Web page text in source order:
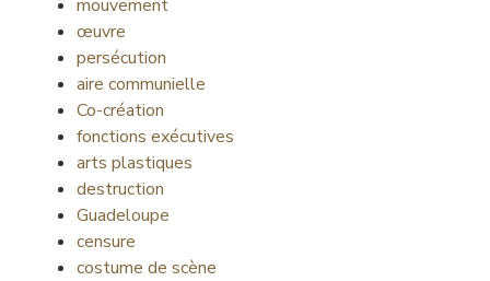
mouvement
œuvre
persécution
aire communielle
Co-création
fonctions exécutives
arts plastiques
destruction
Guadeloupe
censure
costume de scène